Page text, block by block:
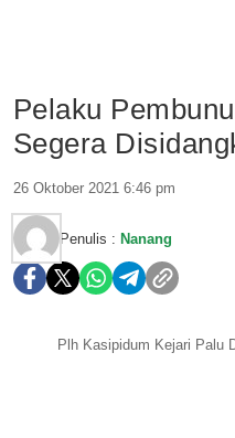
Pelaku
Segera
26 Oktober 2021 6:46 pm
Penulis : Nanang
Plh Kasipidum Kejari Palu